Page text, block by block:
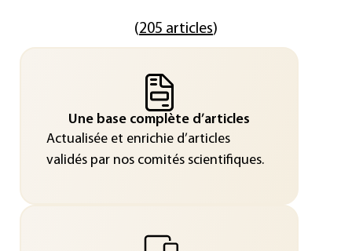
(205 articles)
Une base complète d’articles
Actualisée et enrichie d’articles
validés par nos comités scientifiques.